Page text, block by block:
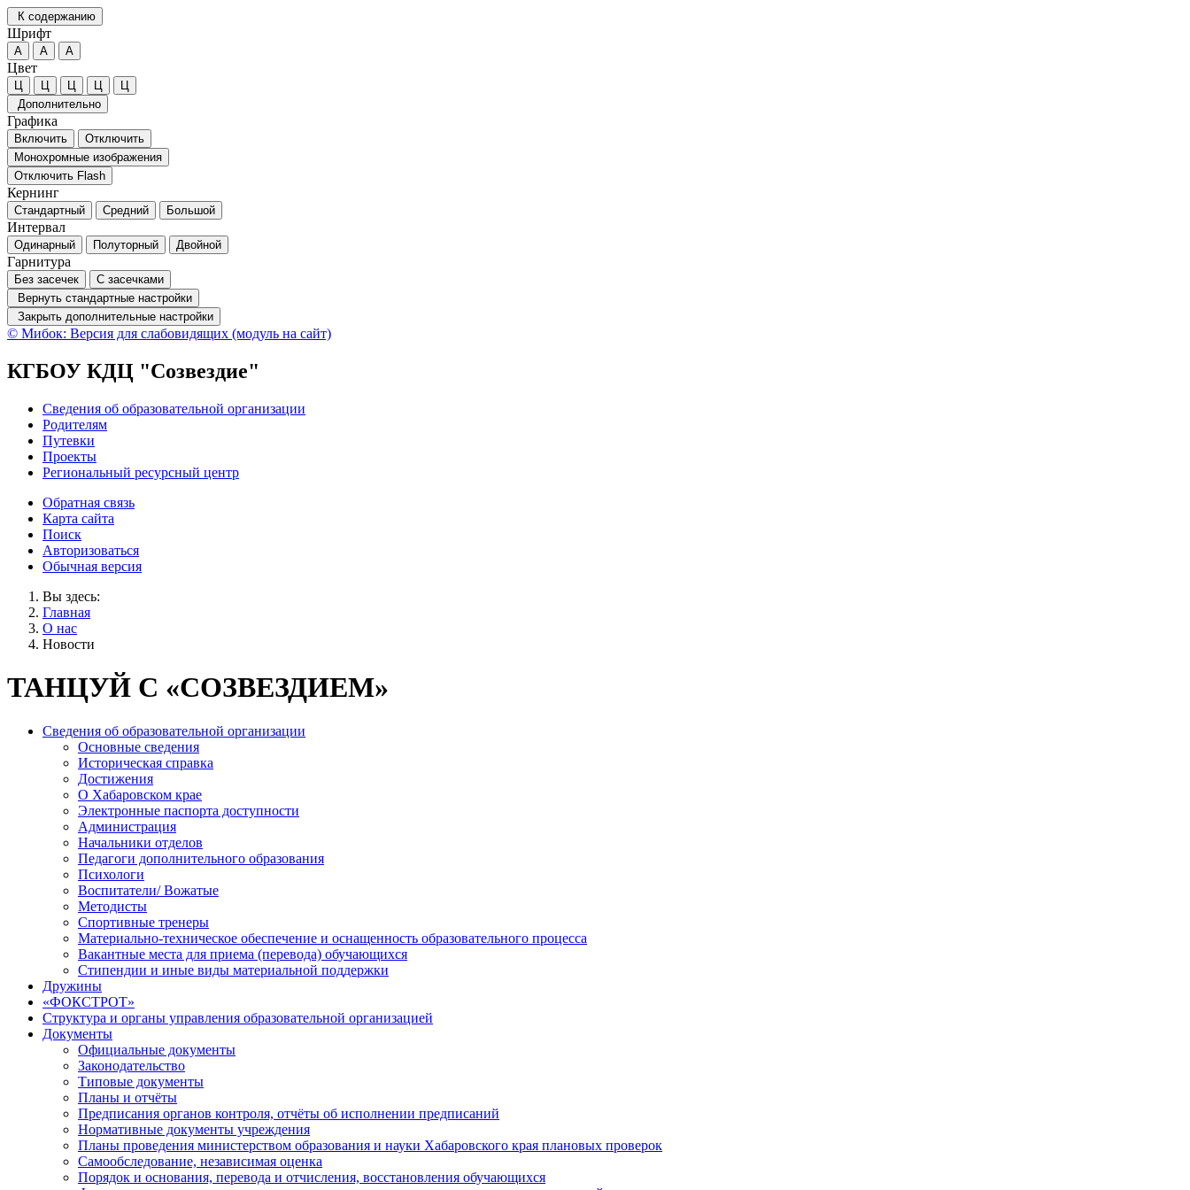
К содержанию
Шрифт
А А А
Цвет
Ц Ц Ц Ц
Ц
Дополнительно
Графика
Включить
Отключить
Монохромные изображения
Отключить Flash
Кернинг
Стандартный Средний Большой
Интервал
Одинарный Полуторный Двойной
Гарнитура
Без засечек
С засечками
Вернуть стандартные настройки
Закрыть дополнительные настройки
© Мибок: Версия для слабовидящих (модуль на сайт)
КГБОУ КДЦ "Созвездие"
Сведения об образовательной организации
Родителям
Путевки
Проекты
Региональный ресурсный центр
Обратная связь
Карта сайта
Поиск
Авторизоваться
Обычная версия
Вы здесь:
Главная
О нас
Новости
ТАНЦУЙ С «СОЗВЕЗДИЕМ»
Сведения об образовательной организации
Основные сведения
Историческая справка
Достижения
О Хабаровском крае
Электронные паспорта доступности
Администрация
Начальники отделов
Педагоги дополнительного образования
Психологи
Воспитатели/ Вожатые
Методисты
Спортивные тренеры
Материально-техническое обеспечение и оснащенность образовательного процесса
Вакантные места для приема (перевода) обучающихся
Стипендии и иные виды материальной поддержки
Дружины
«ФОКСТРОТ»
Структура и органы управления образовательной организацией
Документы
Официальные документы
Законодательство
Типовые документы
Планы и отчёты
Предписания органов контроля, отчёты об исполнении предписаний
Нормативные документы учреждения
Планы проведения министерством образования и науки Хабаровского края плановых проверок
Самообследование, независимая оценка
Порядок и основания, перевода и отчисления, восстановления обучающихся